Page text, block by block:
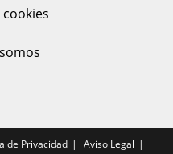
de Privacidad
Aviso Legal